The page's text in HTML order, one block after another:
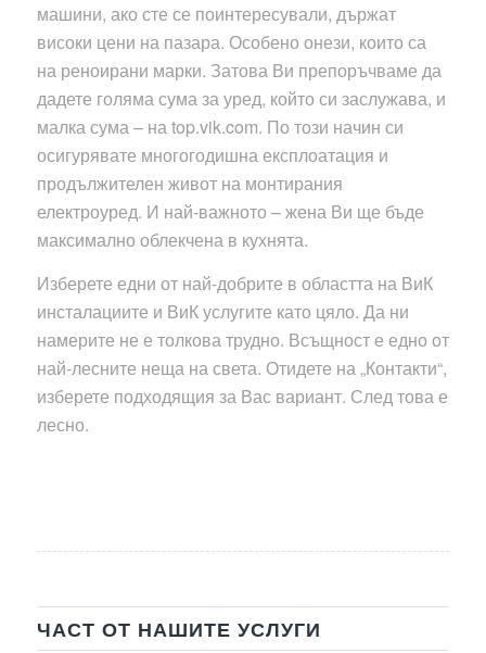
машини, ако сте се поинтересували, държат
високи цени на пазара. Особено онези, които са
на реноирани марки. Затова Ви препоръчваме да
дадете голяма сума за уред, който си заслужава, и
малка сума – на top.vik.com. По този начин си
осигурявате многогодишна експлоатация и
продължителен живот на монтирания
електроуред. И най-важното – жена Ви ще бъде
максимално облекчена в кухнята.
Изберете едни от най-добрите в областта на ВиК
инсталациите и ВиК услугите като цяло. Да ни
намерите не е толкова трудно. Всъщност е едно от
най-лесните неща на света. Отидете на „Контакти“,
изберете подходящия за Вас вариант. След това е
лесно.
ЧАСТ ОТ НАШИТЕ УСЛУГИ